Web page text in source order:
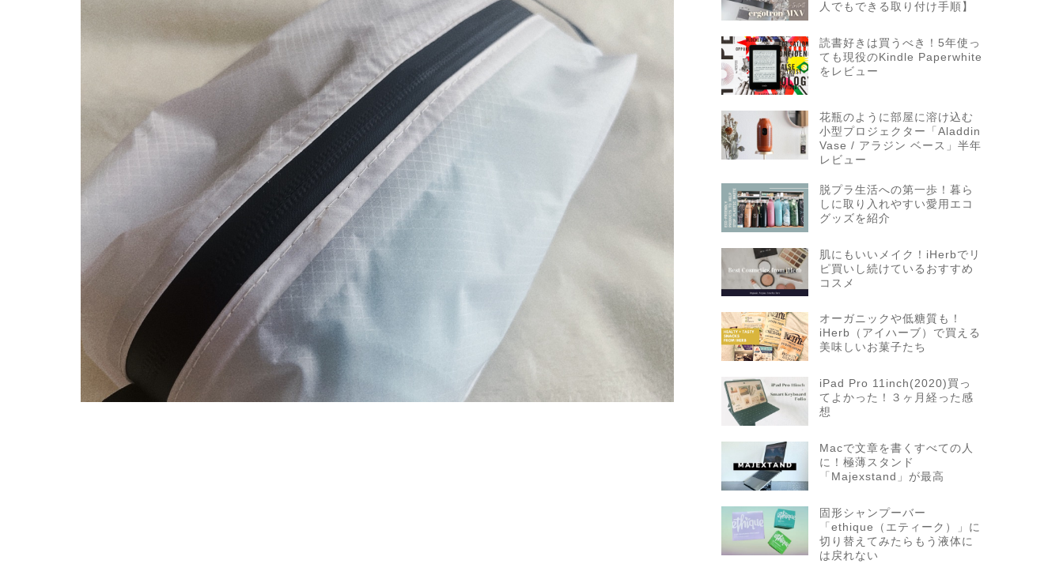
人でもできる取り付け手順】
読書好きは買うべき！5年使っ
ても現役のKindle Paperwhite
をレビュー
花瓶のように部屋に溶け込む
小型プロジェクター「Aladdin
Vase / アラジン ベース」半年
レビュー
脱プラ生活への第一歩！暮ら
しに取り入れやすい愛用エコ
グッズを紹介
肌にもいいメイク！iHerbでリ
ピ買いし続けているおすすめ
コスメ
オーガニックや低糖質も！
iHerb（アイハーブ）で買える
美味しいお菓子たち
iPad Pro 11inch(2020)買っ
てよかった！３ヶ月経った感
想
Macで文章を書くすべての人
に！極薄スタンド
「Majexstand」が最高
固形シャンプーバー
「ethique（エティーク）」に
切り替えてみたらもう液体に
は戻れない